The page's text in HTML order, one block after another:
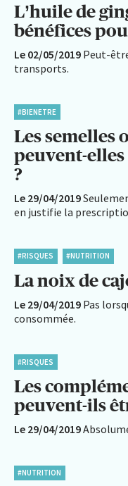
L’huile de
bénéfices
Le 02/05/2019 Peut-
transports.
#BIENETRE
Les semelles
peuvent-
?
Le 29/04/2019
en justifie la
#RISQUES #NUTRITION
La noix de
Le 29/04/2019 Pas
consommée.
#RISQUES
Les
peuvent-ils
Le 29/04/2019
#NUTRITION